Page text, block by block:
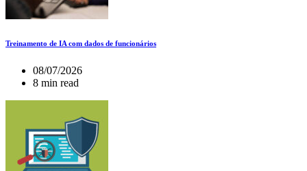
Treinamento de IA com dados de funcionários
08/07/2026
8 min read